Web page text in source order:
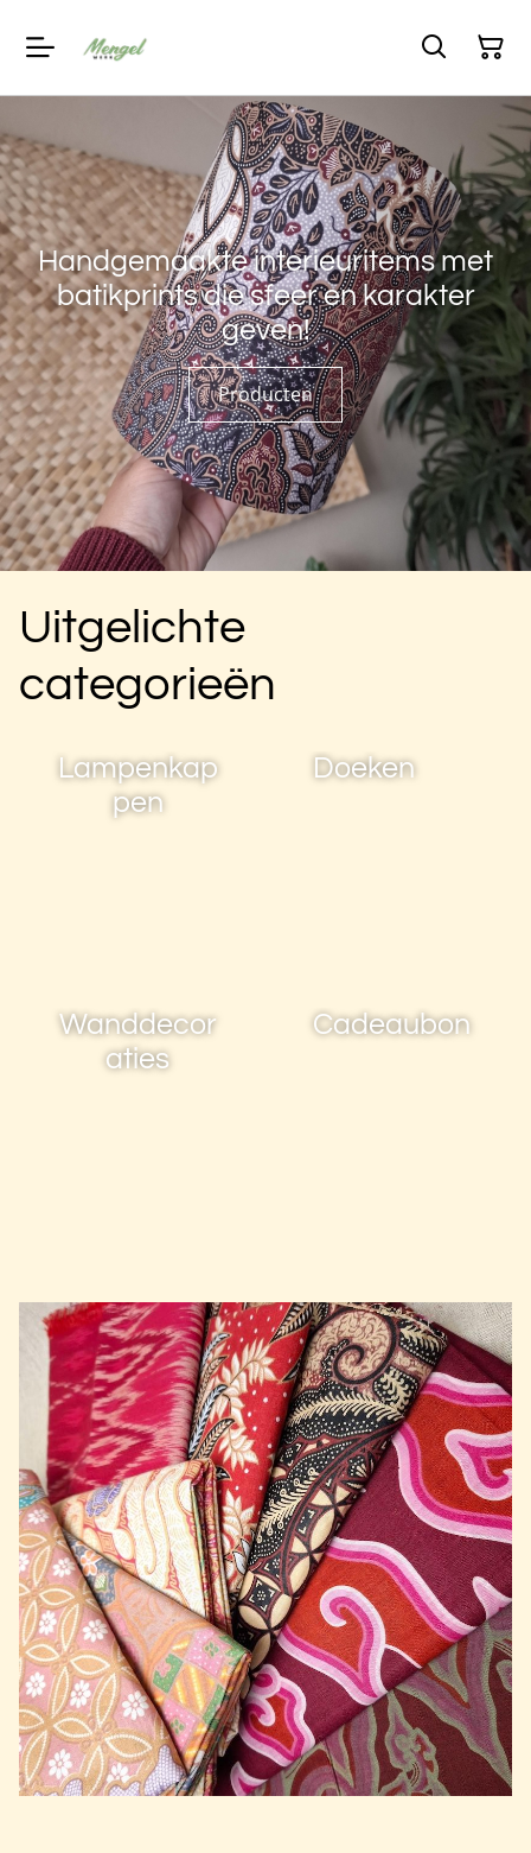
Handgemaakte interieuritems met
batikprints die sfeer en karakter
geven!
Producten
Uitgelichte
categorieën
Lampenkap
pen
Doeken
Wanddecor
aties
Cadeaubon